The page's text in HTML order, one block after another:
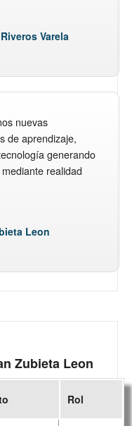
Varela
nuevas
de aprendizaje,
generando
realidad
Leon
Zubieta Leon
Rol